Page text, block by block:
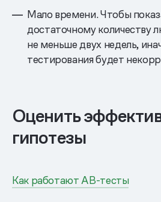
Мало времени. Чтобы
достаточному количеству
не меньше двух недель,
тестирования будет
Оценить
гипотезы
Как работают АВ-тесты